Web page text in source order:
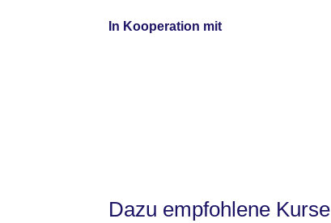
In Kooperation mit
Dazu empfohlene Kurse